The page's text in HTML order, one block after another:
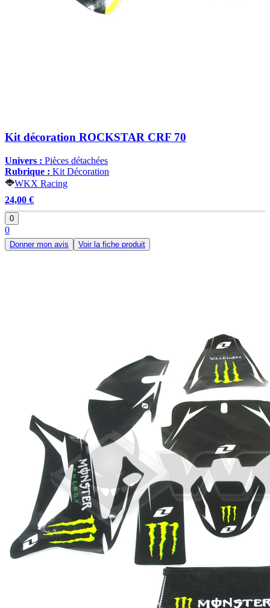
Kit décoration ROCKSTAR CRF 70
Univers : Pièces détachées
Rubrique : Kit Décoration
WKX Racing
24,00 €
0
0
Donner mon avis Voir la fiche produit